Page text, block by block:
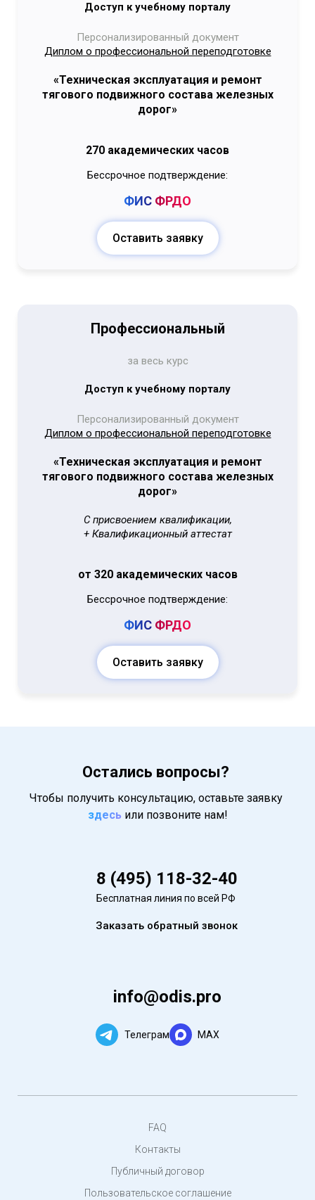
Доступ к учебному порталу
Персонализированный документ
Диплом о профессиональной переподготовке
«Техническая эксплуатация и ремонт
тягового подвижного состава железных
дорог»
270 академических часов
Бессрочное подтверждение:
ФИС ФРДО
Оставить заявку
Профессиональный
за весь курс
Доступ к учебному порталу
Персонализированный документ
Диплом о профессиональной переподготовке
«Техническая эксплуатация и ремонт
тягового подвижного состава железных
дорог»
С присвоением квалификации,
+ Квалификационный аттестат
от 320 академических часов
Бессрочное подтверждение:
ФИС ФРДО
Оставить заявку
Остались вопросы?
Чтобы получить консультацию, оставьте заявку
здесь или позвоните нам!
8 (495) 118-32-40
Бесплатная линия по всей РФ
Заказать обратный звонок
info@odis.pro
Телеграм MAX
FAQ
Контакты
Публичный договор
Пользовательское соглашение